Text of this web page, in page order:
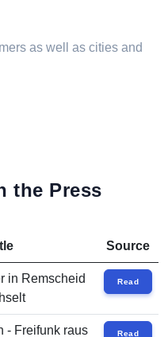
as well as cities and
the Press
Source
in Remscheid
Read
- Freifunk raus
Read